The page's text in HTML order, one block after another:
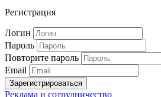
Регистрация
Логин
Пароль
Повторите пароль
Email
Зарегистрироваться
Реклама и сотрудничество